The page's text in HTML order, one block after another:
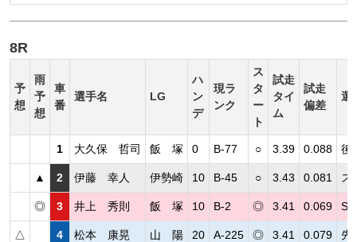
8R
予
想
雨
予
想
車
番
選手名 LG
ハ
ン
デ
現ラ
ンク
ス
タ
ー
ト
試走
タイ
ム
試走
偏差
選
1 大久保 哲司 飯 塚 0 B-77 ○ 3.39 0.088 後
▲ 2 伊藤 幸人 伊勢崎 10 B-45 ○ 3.43 0.081 ス
◎ 3 井上 秀則 飯 塚 10 B-2 ◎ 3.41 0.069 S
△ 4 松本 康晃 山 陽 20 A-225 ◎ 3.41 0.079 先